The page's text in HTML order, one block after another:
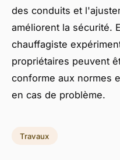
des conduits et
améliorent la sécurité.
chauffagiste
propriétaires peuvent
conforme aux normes
en cas de problème.
Travaux